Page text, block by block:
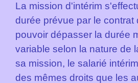
La mission d'intérim
durée prévue par le contrat
pouvoir dépasser la durée
variable selon la nature de
sa mission, le salarié
des mêmes droits que les